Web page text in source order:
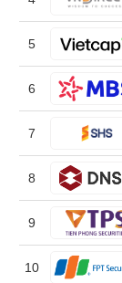
Tâm
lý
thị
trường
5
6
7
8
9
10
TIÊU
DÙNG